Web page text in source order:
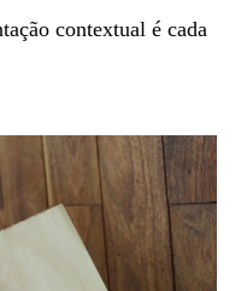
contextual é cada